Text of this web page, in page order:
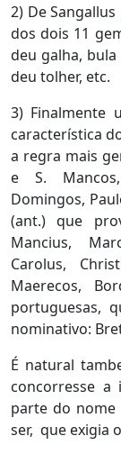
2) De
dos dois 11
deu galha,
deu tolher, etc.
3) Finalmente
característica
a regra mais
e S.
Domingos,
(ant.) que
Mancius,
Carolus,
Maerecos,
portuguesas,
nominativo:
É natural
concorresse
parte do nome
ser, que exigia